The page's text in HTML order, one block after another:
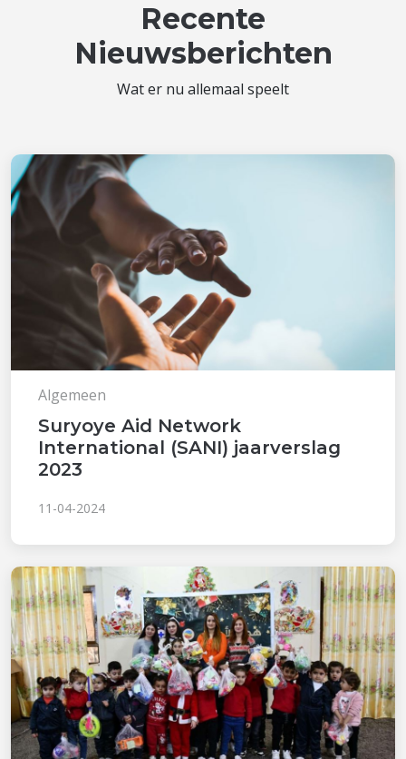
Recente
Nieuwsberichten
Wat er nu allemaal speelt
Algemeen
Suryoye Aid Network
International (SANI) jaarverslag
2023
11-04-2024